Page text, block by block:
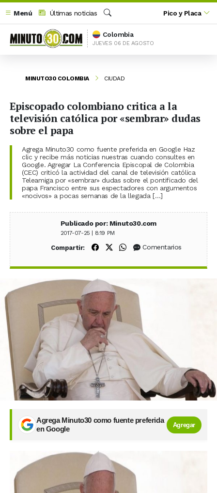
Menú
Últimas noticias
Buscar
Pico y Placa
Colombia
JUEVES 06 DE AGOSTO
MINUTO30 COLOMBIA CIUDAD
Episcopado colombiano critica a la
televisión católica por «sembrar» dudas
sobre el papa
Agrega Minuto30 como fuente preferida en Google Haz
clic y recibe más noticias nuestras cuando consultes en
Google. Agregar La Conferencia Episcopal de Colombia
(CEC) criticó la actividad del canal de televisión católica
Teleamiga por «sembrar» dudas sobre el pontificado del
papa Francisco entre sus espectadores con argumentos
«nocivos» a pocas semanas de la llegada […]
Publicado por: Minuto30.com
2017-07-25 | 8:19 PM
Compartir: Compartir en Facebook
Compartir en X (Twitter)
Compartir en WhatsApp
Comentarios
Agrega Minuto30 como fuente preferida
en Google
Agregar